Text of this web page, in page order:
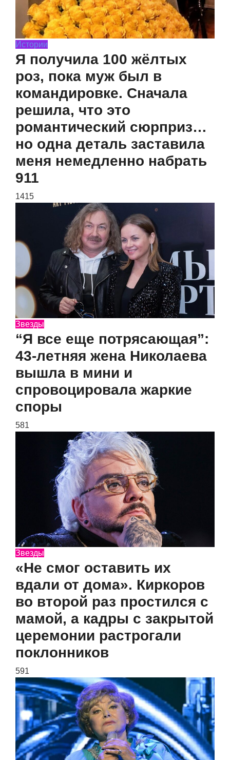
Истории
Я получила 100 жёлтых
роз, пока муж был в
командировке. Сначала
решила, что это
романтический сюрприз…
но одна деталь заставила
меня немедленно набрать
911
1415
Звезды
“Я все еще потрясающая”:
43-летняя жена Николаева
вышла в мини и
спровоцировала жаркие
споры
581
Звезды
«Не смог оставить их
вдали от дома». Киркоров
во второй раз простился с
мамой, а кадры с закрытой
церемонии растрогали
поклонников
591